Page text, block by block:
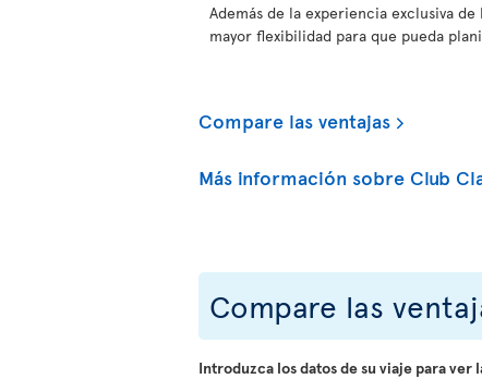
Además de la experiencia exclusiva
mayor flexibilidad para que pueda
Compare las ventajas
Más información sobre Club
Compare las
Introduzca los datos de su viaje para ver